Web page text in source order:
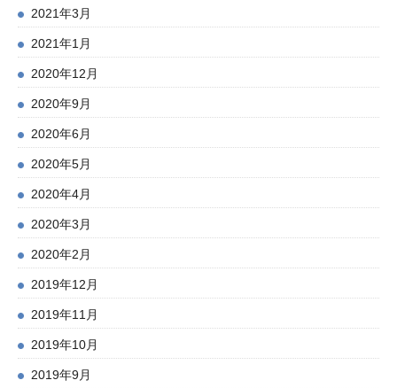
2021年3月
2021年1月
2020年12月
2020年9月
2020年6月
2020年5月
2020年4月
2020年3月
2020年2月
2019年12月
2019年11月
2019年10月
2019年9月